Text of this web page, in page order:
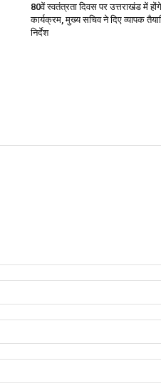
80वें स्वतंत्रता दिवस पर उत्तराखंड में
कार्यक्रम, मुख्य सचिव ने दिए व्यापक
निर्देश